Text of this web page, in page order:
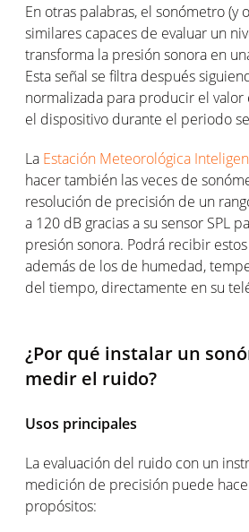
En otras palabras, el sonómetro (y
similares capaces de evaluar un
transforma la presión sonora en
Esta señal se filtra después
normalizada para producir el
el dispositivo durante el periodo
La Estación Meteorológica
hacer también las veces de
resolución de precisión de un
a 120 dB gracias a su sensor SPL
presión sonora. Podrá recibir
además de los de humedad,
del tiempo, directamente en su
¿Por qué instalar un
medir el ruido?
Usos principales
La evaluación del ruido con un
medición de precisión puede
propósitos: